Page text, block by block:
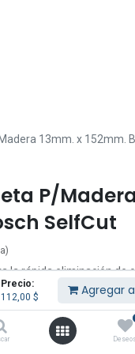
Precio:
112,00 $ Agregar
13mm. x 152mm.
P/
SelfCut
la rápida eliminación de
para un agujereado
innovador diseño que
rápida y precisa con
blanda y dura,